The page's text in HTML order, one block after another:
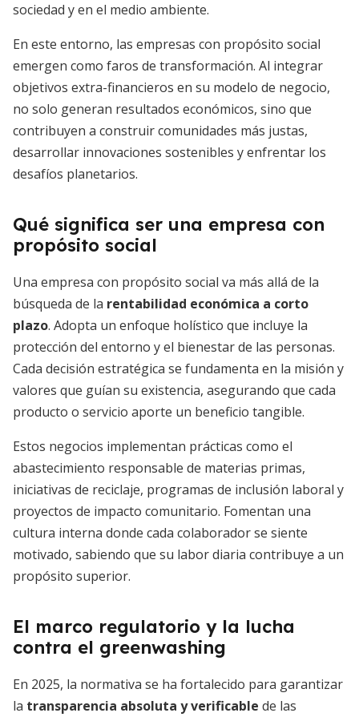
sociedad y en el medio ambiente.
En este entorno, las empresas con propósito social
emergen como faros de transformación. Al integrar
objetivos extra-financieros en su modelo de negocio,
no solo generan resultados económicos, sino que
contribuyen a construir comunidades más justas,
desarrollar innovaciones sostenibles y enfrentar los
desafíos planetarios.
Qué significa ser una empresa con
propósito social
Una empresa con propósito social va más allá de la
búsqueda de la rentabilidad económica a corto
plazo. Adopta un enfoque holístico que incluye la
protección del entorno y el bienestar de las personas.
Cada decisión estratégica se fundamenta en la misión y
valores que guían su existencia, asegurando que cada
producto o servicio aporte un beneficio tangible.
Estos negocios implementan prácticas como el
abastecimiento responsable de materias primas,
iniciativas de reciclaje, programas de inclusión laboral y
proyectos de impacto comunitario. Fomentan una
cultura interna donde cada colaborador se siente
motivado, sabiendo que su labor diaria contribuye a un
propósito superior.
El marco regulatorio y la lucha
contra el greenwashing
En 2025, la normativa se ha fortalecido para garantizar
la transparencia absoluta y verificable de las